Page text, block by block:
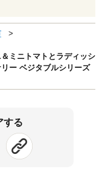
ミニトマトとラディッシ
ー ベジタブルシリーズ
する